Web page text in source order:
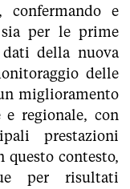
confermando e
per le prime
della nuova
delle
miglioramento
regionale, con
prestazioni
questo contesto,
per risultati